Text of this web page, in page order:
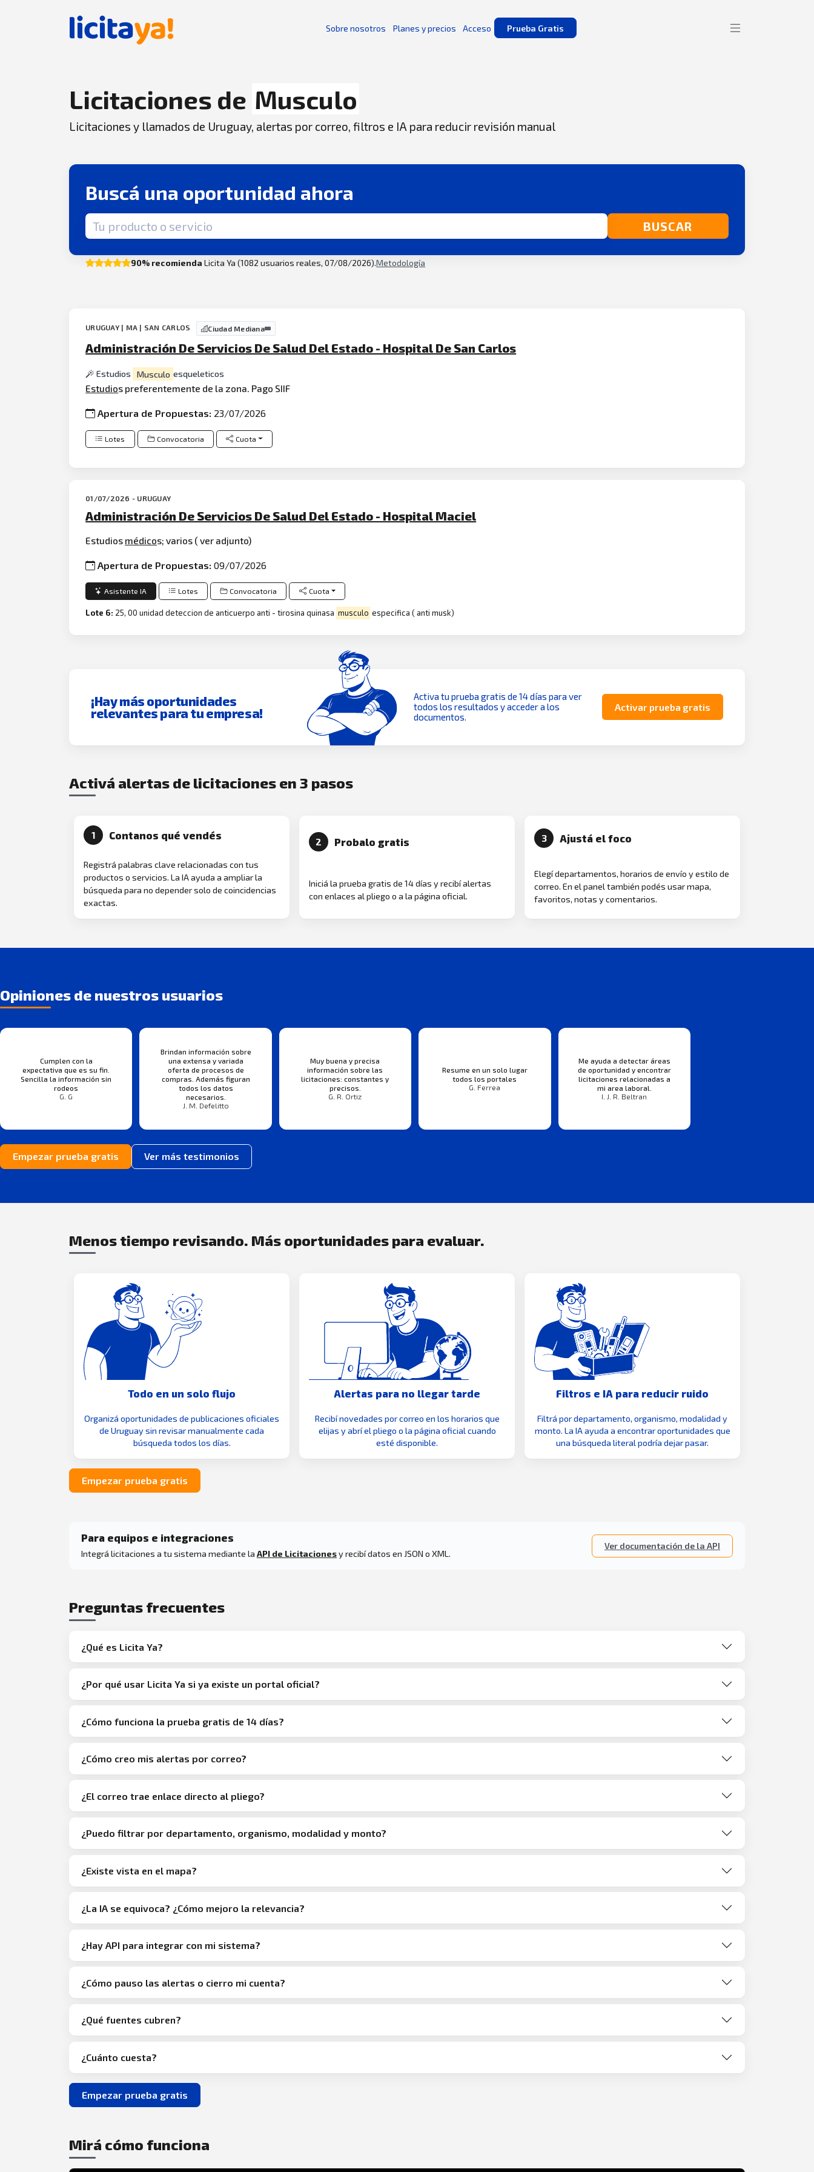
Sobre nosotros Planes y precios Acceso Prueba Gratis
Licitaciones de Musculo
Licitaciones y llamados de Uruguay, alertas por correo, filtros e IA para reducir revisión manual
Buscá una oportunidad ahora
Término de búsqueda BUSCAR
90% recomienda Licita Ya (1082 usuarios reales, 07/08/2026).Metodología
URUGUAY | MA | SAN CARLOS Ciudad Mediana
Administración De Servicios De Salud Del Estado - Hospital De San Carlos
Estudios Musculo esqueleticos
Estudios preferentemente de la zona. Pago SIIF
Apertura de Propuestas: 23/07/2026
Lotes Convocatoria Cuota
01/07/2026 - URUGUAY
Administración De Servicios De Salud Del Estado - Hospital Maciel
Estudios médicos; varios ( ver adjunto)
Apertura de Propuestas:09/07/2026
Asistente IA Lotes Convocatoria Cuota
Lote 6: 25, 00 unidad deteccion de anticuerpo anti - tirosina quinasa musculo especifica ( anti musk)
¡Hay más oportunidades
relevantes para tu empresa!
Activa tu prueba gratis de 14 días para ver
todos los resultados y acceder a los
documentos.
Activar prueba gratis
Activá alertas de licitaciones en 3 pasos
1 Contanos qué vendés
Registrá palabras clave relacionadas con tus
productos o servicios. La IA ayuda a ampliar la
búsqueda para no depender solo de coincidencias
exactas.
2 Probalo gratis
Iniciá la prueba gratis de 14 días y recibí alertas
con enlaces al pliego o a la página oficial.
3 Ajustá el foco
Elegí departamentos, horarios de envío y estilo de
correo. En el panel también podés usar mapa,
favoritos, notas y comentarios.
Opiniones de nuestros usuarios
Cumplen con la
expectativa que es su fin.
Sencilla la información sin
rodeos
G. G
Brindan información sobre
una extensa y variada
oferta de procesos de
compras. Además figuran
todos los datos
necesarios.
J. M. Defelitto
Muy buena y precisa
información sobre las
licitaciones: constantes y
precisos.
G. R. Ortiz
Resume en un solo lugar
todos los portales
G. Ferrea
Me ayuda a detectar áreas
de oportunidad y encontrar
licitaciones relacionadas a
mi area laboral.
I. J. R. Beltran
Empezar prueba gratis Ver más testimonios
Menos tiempo revisando. Más oportunidades para evaluar.
Todo en un solo flujo
Organizá oportunidades de publicaciones oficiales
de Uruguay sin revisar manualmente cada
búsqueda todos los días.
Alertas para no llegar tarde
Recibí novedades por correo en los horarios que
elijas y abrí el pliego o la página oficial cuando
esté disponible.
Filtros e IA para reducir ruido
Filtrá por departamento, organismo, modalidad y
monto. La IA ayuda a encontrar oportunidades que
una búsqueda literal podría dejar pasar.
Empezar prueba gratis
Para equipos e integraciones
Integrá licitaciones a tu sistema mediante la API de Licitacionesy recibí datos en JSON o XML.
Ver documentación de la API
Preguntas frecuentes
¿Qué es Licita Ya?
¿Por qué usar Licita Ya si ya existe un portal oficial?
¿Cómo funciona la prueba gratis de 14 días?
¿Cómo creo mis alertas por correo?
¿El correo trae enlace directo al pliego?
¿Puedo filtrar por departamento, organismo, modalidad y monto?
¿Existe vista en el mapa?
¿La IA se equivoca? ¿Cómo mejoro la relevancia?
¿Hay API para integrar con mi sistema?
¿Cómo pauso las alertas o cierro mi cuenta?
¿Qué fuentes cubren?
¿Cuánto cuesta?
Empezar prueba gratis
Mirá cómo funciona